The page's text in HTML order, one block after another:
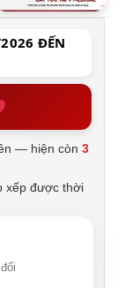
ĐẾN
— hiện còn3
xếp được thời